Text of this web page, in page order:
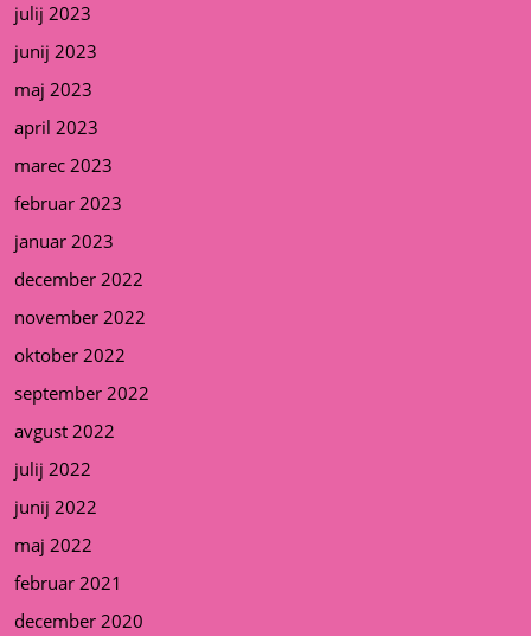
julij 2023
junij 2023
maj 2023
april 2023
marec 2023
februar 2023
januar 2023
december 2022
november 2022
oktober 2022
september 2022
avgust 2022
julij 2022
junij 2022
maj 2022
februar 2021
december 2020